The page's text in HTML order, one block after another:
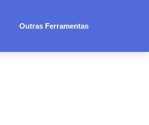
Outras Ferramentas